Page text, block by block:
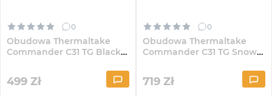
0
Obudowa Thermaltake
Commander C31 TG Black
499 Zł
0
Obudowa Thermaltake
Commander C31 TG Snow
719 Zł